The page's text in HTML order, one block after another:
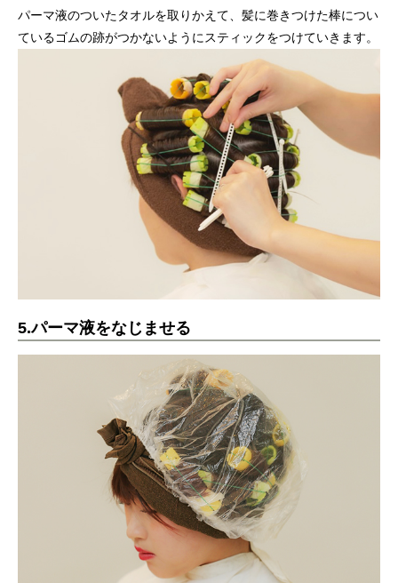
パーマ液のついたタオルを取りかえて、髪に巻きつけた棒につい
ているゴムの跡がつかないようにスティックをつけていきます。
5.パーマ液をなじませる